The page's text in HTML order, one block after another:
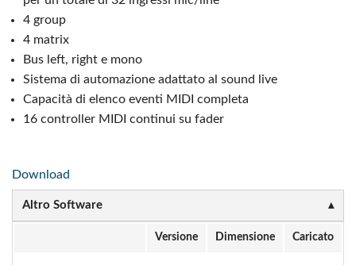
4 group
4 matrix
Bus left, right e mono
Sistema di automazione adattato al sound live
Capacità di elenco eventi MIDI completa
16 controller MIDI continui su fader
Download
Altro Software
Versione Dimensione Caricato